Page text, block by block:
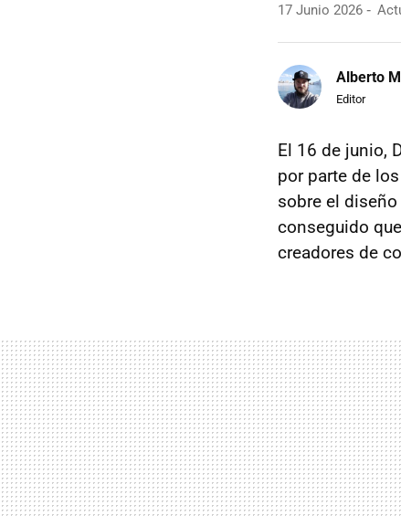
17 Junio 2026
Alberto
Editor
El 16 de junio,
por parte de
sobre el
conseguido
creadores de